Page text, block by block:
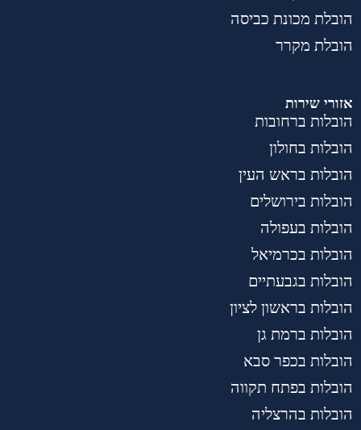
הובלת מכונת כביסה
הובלת מקרר
אזורי שירות
הובלות ברחובות
הובלות בחולון
הובלות בראש העין
הובלות בירושלים
הובלות בעפולה
הובלות בכרמיאל
הובלות בגבעתיים
הובלות בראשון לציון
הובלות ברמת גן
הובלות בכפר סבא
הובלות בפתח תקווה
הובלות בהרצליה